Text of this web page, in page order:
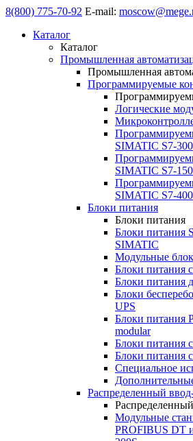
8(800) 775-70-92 E-mail:
Каталог
Каталог
Промышленная
Промышленная
Программируемые
Логические
SIMATIC S7-300
SIMATIC S7-
SIMATIC S7-400
Блоки питания
Блоки питания
Блоки питания
SIMATIC
Модульные
Блоки питания
Блоки питания
Блоки
UPS
Блоки питания
modular
Блоки питания
Блоки питания
Специальное
Распределенный
Модульные
PROFIBUS DT